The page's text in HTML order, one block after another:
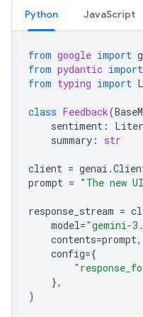
Python JavaScript
from google import
from pydantic import
from typing import
class Feedback(
sentiment :
summary : str
client = genai .
prompt = "The new
response_stream =
model="gemini-
contents=prompt,
config={
},
)